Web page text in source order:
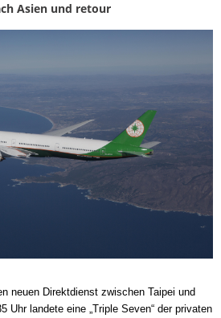
Asien und retour
neuen Direktdienst zwischen Taipei und
Uhr landete eine „Triple Seven“ der privaten